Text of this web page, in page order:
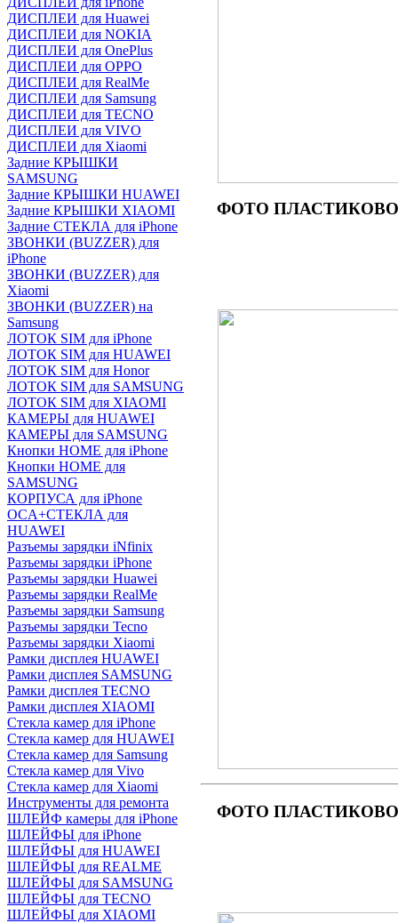
ДИСПЛЕИ для Huawei
ДИСПЛЕИ для NOKIA
ДИСПЛЕИ для OnePlus
ДИСПЛЕИ для OPPO
ДИСПЛЕИ для RealMe
ДИСПЛЕИ для Samsung
ДИСПЛЕИ для TECNO
ДИСПЛЕИ для VIVO
ДИСПЛЕИ для Xiaomi
Задние КРЫШКИ
SAMSUNG
Задние КРЫШКИ HUAWEI
Задние КРЫШКИ XIAOMI
Задние СТЕКЛА для iPhone
ЗВОНКИ (BUZZER) для
iPhone
ЗВОНКИ (BUZZER) для
Xiaomi
ЗВОНКИ (BUZZER) на
Samsung
ЛОТОК SIM для iPhone
ЛОТОК SIM для HUAWEI
ЛОТОК SIM для Honor
ЛОТОК SIM для SAMSUNG
ЛОТОК SIM для XIAOMI
КАМЕРЫ для HUAWEI
КАМЕРЫ для SAMSUNG
Кнопки HOME для iPhone
Кнопки HOME для
SAMSUNG
КОРПУСА для iPhone
OCA+СТЕКЛА для
HUAWEI
Разъемы зарядки iNfinix
Разъемы зарядки iPhone
Разъемы зарядки Huawei
Разъемы зарядки RealMe
Разъемы зарядки Samsung
Разъемы зарядки Tecno
Разъемы зарядки Xiaomi
Рамки дисплея HUAWEI
Рамки дисплея SAMSUNG
Рамки дисплея TECNO
Рамки дисплея XIAOMI
Стекла камер для iPhone
Стекла камер для HUAWEI
Стекла камер для Samsung
Стекла камер для Vivo
Стекла камер для Xiaomi
Инструменты для ремонта
ШЛЕЙФ камеры для iPhone
ШЛЕЙФЫ для iPhone
ШЛЕЙФЫ для HUAWEI
ШЛЕЙФЫ для REALME
ШЛЕЙФЫ для SAMSUNG
ШЛЕЙФЫ для TECNO
ШЛЕЙФЫ для XIAOMI
ФОТО
ФОТО